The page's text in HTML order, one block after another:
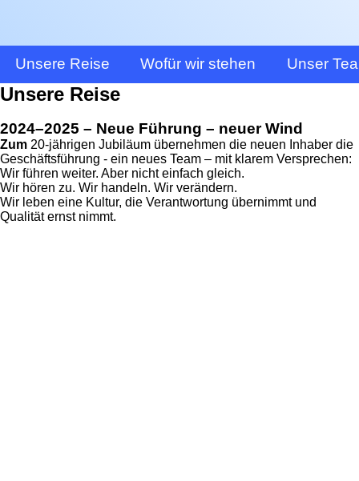
Unsere Reise Wofür wir stehen Unser
Unsere Reise
2024–2025 – Neue Führung – neuer Wind
Zum 20-jährigen Jubiläum übernehmen die neuen Inhaber die
Geschäftsführung - ein neues Team – mit klarem Versprechen:
Wir führen weiter. Aber nicht einfach gleich.
Wir hören zu. Wir handeln. Wir verändern.
Wir leben eine Kultur, die Verantwortung übernimmt und
Qualität ernst nimmt.